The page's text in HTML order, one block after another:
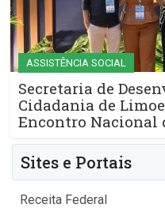
ASSISTÊNCIA SOCIAL
Secretaria de
Cidadania de
Encontro Nacional
Sites e Portais
Receita Federal